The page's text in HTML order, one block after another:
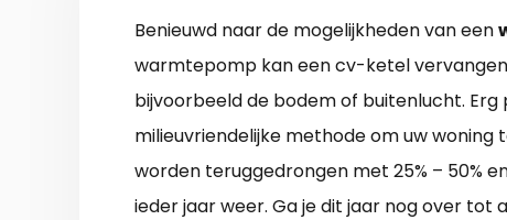
Benieuwd naar de mogelijkheden van een
warmtepomp kan een cv-ketel
bijvoorbeeld de bodem of buitenlucht. Erg
milieuvriendelijke methode om uw
worden teruggedrongen met 25% – 50%
ieder jaar weer. Ga je dit jaar nog over tot